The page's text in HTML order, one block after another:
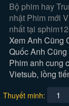
Bộ phim hay
nhật Phim mới
nhất tại
Xem Anh Cũng
Quốc Anh
Phim anh cung
Vietsub, lồng
Thuyết minh: 1